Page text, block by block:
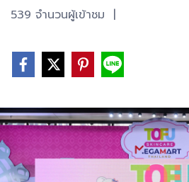
539 จำนวนผู้เข้าชม |